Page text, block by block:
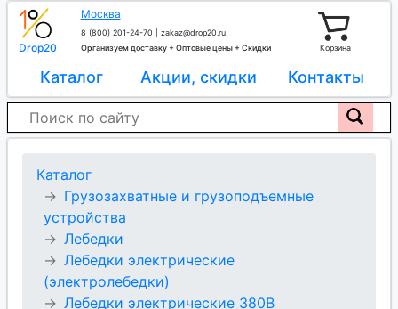
Drop20
Москва
8 (800) 201-24-70
zakaz@drop20.ru
Организуем доставку + Оптовые цены + Скидки
Корзина
Каталог Акции, скидки Контакты
Каталог
Грузозахватные и грузоподъемные
устройства
Лебедки
Лебедки электрические
(электролебедки)
Лебедки электрические 380В